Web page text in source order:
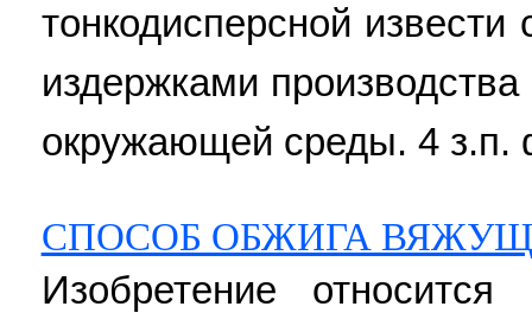
тонкодисперсной
издержками
окружающей среды. 4 з.п.
СПОСОБ ОБЖИГА
Изобретение